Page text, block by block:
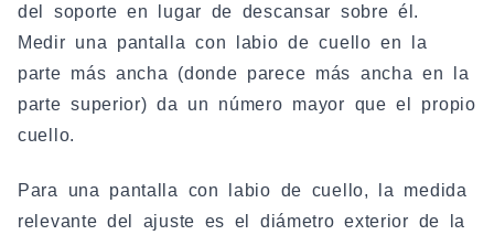
del soporte en lugar de descansar sobre él.
Medir una pantalla con labio de cuello en la
parte más ancha (donde parece más ancha en la
parte superior) da un número mayor que el propio
cuello.
Para una pantalla con labio de cuello, la medida
relevante del ajuste es el diámetro exterior de la